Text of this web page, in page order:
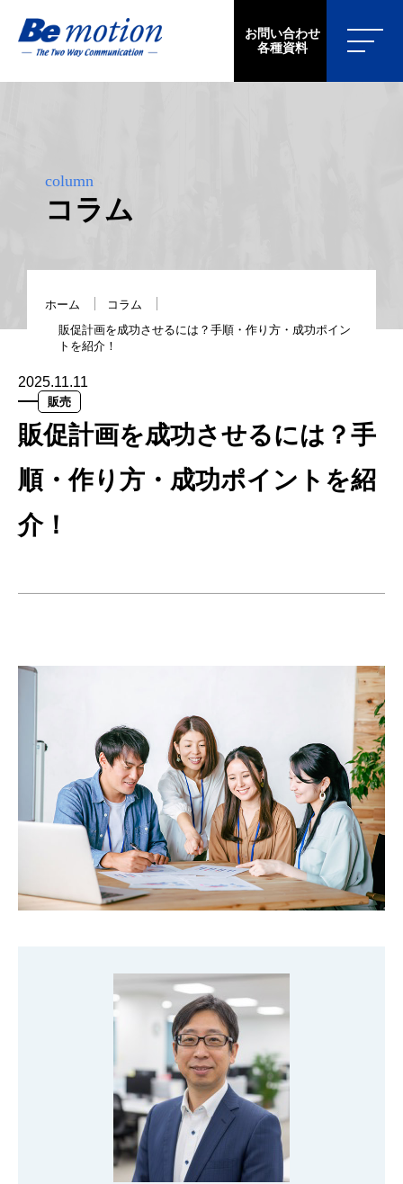
お問い合わせ
各種資料
column
コラム
ホーム
コラム
販促計画を成功させるには？手順・作り方・成功ポイン
トを紹介！
2025.11.11
販売
販促計画を成功させるには？手
順・作り方・成功ポイントを紹
介！